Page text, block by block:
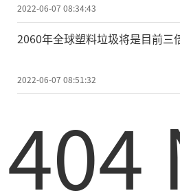
2022-06-07 08:34:43
2060年全球塑料垃圾将是目前三
2022-06-07 08:51:32
404